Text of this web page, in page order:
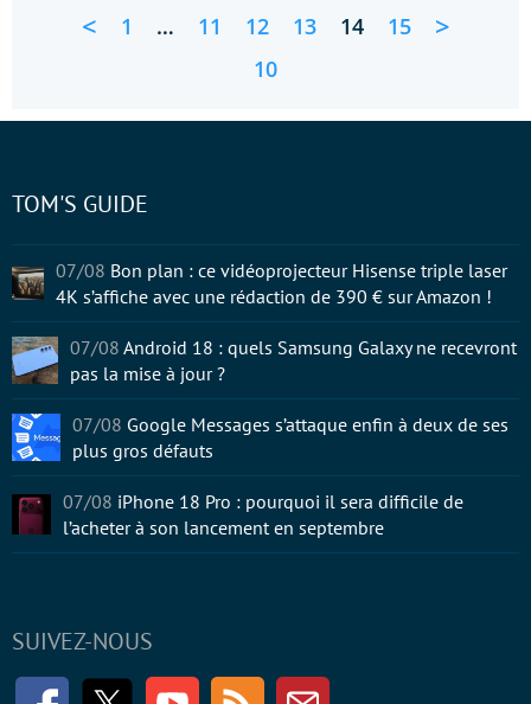
< 1 … 11 12 13 14 15 >
10
SUIVEZ-NOUS
FacebookTwitter Youtube RSS Newsletter
TOM'S GUIDE
07/08 Bon plan : ce vidéoprojecteur Hisense triple laser
4K s’affiche avec une rédaction de 390 € sur Amazon !
07/08 Android 18 : quels Samsung Galaxy ne recevront
pas la mise à jour ?
07/08 Google Messages s’attaque enfin à deux de ses
plus gros défauts
07/08 iPhone 18 Pro : pourquoi il sera difficile de
l’acheter à son lancement en septembre